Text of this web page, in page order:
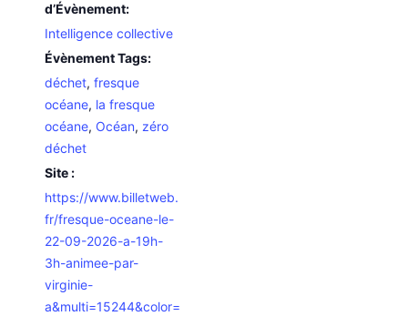
d’Évènement:
Intelligence collective
Évènement Tags:
déchet,fresque
océane, la fresque
océane, Océan,zéro
déchet
Site :
https://www.billetweb.
fr/fresque-oceane-le-
22-09-2026-a-19h-
3h-animee-par-
virginie-
a&multi=15244&color=